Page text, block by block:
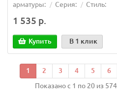
арматуры:
Серия: Стиль:
1 535 р.
Купить В 1 клик
1 2 3 4 5 6
Показано с 1 по 20 из